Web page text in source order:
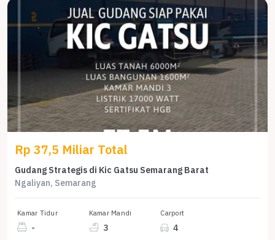
Rp 37,5 Miliar Total
Gudang Strategis di Kic Gatsu Semarang Barat
Ngaliyan, Semarang
Kamar Tidur
-
Kamar Mandi
3
Carport
4